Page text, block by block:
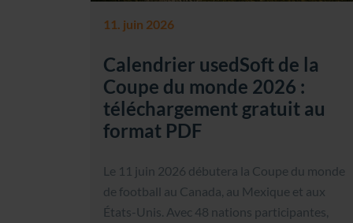
11. juin 2026
Calendrier usedSoft de la
Coupe du monde 2026 :
téléchargement gratuit au
format PDF
Le 11 juin 2026 débutera la Coupe du monde
de football au Canada, au Mexique et aux
États-Unis. Avec 48 nations participantes,